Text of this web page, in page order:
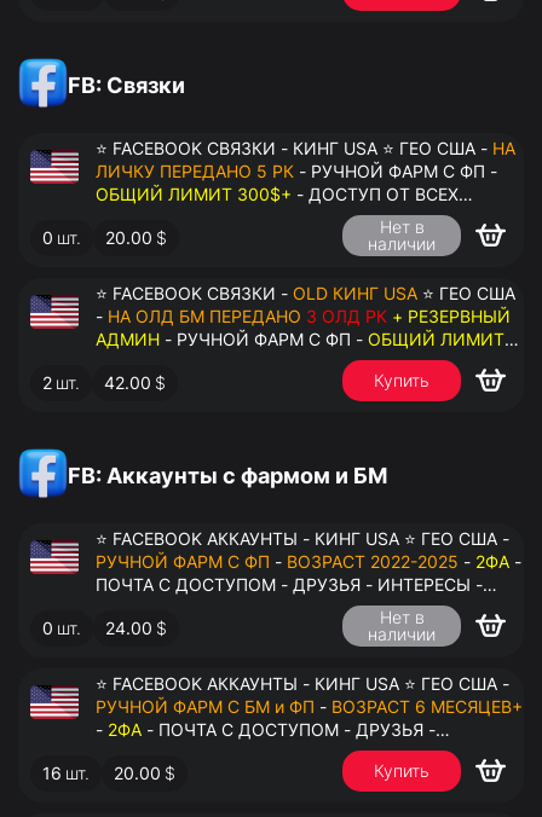
FB: Связки
⭐ FACEBOOK СВЯЗКИ - КИНГ USA ⭐ ГЕО США - НА
ЛИЧКУ ПЕРЕДАНО 5 РК - РУЧНОЙ ФАРМ С ФП -
ОБЩИЙ ЛИМИТ 300$+ - ДОСТУП ОТ ВСЕХ
АККАУНТОВ - ПЕРЕДАЧА В АНТИДЕТЕКТ
0 шт. 20.00 $
Нет в
наличии
⭐ FACEBOOK СВЯЗКИ - OLD КИНГ USA ⭐ ГЕО США
- НА ОЛД БМ ПЕРЕДАНО 3 ОЛД РК + РЕЗЕРВНЫЙ
АДМИН - РУЧНОЙ ФАРМ С ФП - ОБЩИЙ ЛИМИТ
- ДОСТУП ОТ ВСЕХ АККАУНТОВ -
ПЕРЕДАЧА В АНТИДЕТЕКТ
2 шт. 42.00 $ Купить
FB: Аккаунты с фармом и БМ
⭐ FACEBOOK АККАУНТЫ - КИНГ USA ⭐ ГЕО США -
РУЧНОЙ ФАРМ С ФП - ВОЗРАСТ 2022-2025 - 2ФА -
ПОЧТА С ДОСТУПОМ - ДРУЗЬЯ - ИНТЕРЕСЫ -
ЛАЙКИ - КОММЕНТАРИИ - ПЕРЕДАЧА В
АНТИДЕТЕКТ
0 шт. 24.00 $
Нет в
наличии
⭐ FACEBOOK АККАУНТЫ - КИНГ USA ⭐ ГЕО США -
РУЧНОЙ ФАРМ С БМ и ФП - ВОЗРАСТ 6 МЕСЯЦЕВ+
- 2ФА - ПОЧТА С ДОСТУПОМ - ДРУЗЬЯ -
ИНТЕРЕСЫ - ЛАЙКИ - КОММЕНТАРИИ - ПЕРЕДАЧА
В АНТИДЕТЕКТ
16 шт. 20.00 $ Купить